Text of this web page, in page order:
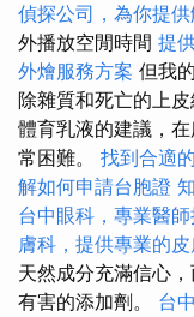
偵探公司，為你提
外播放空閒時間 提
外燴服務方案 但我
除雜質和死亡的上
體育乳液的建議，
常困難。 找到合適
解如何申請台胞證
台中眼科，專業醫
膚科，提供專業的
天然成分充滿信心
有害的添加劑。 台